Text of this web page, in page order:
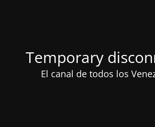
Temporary
El canal de todos los